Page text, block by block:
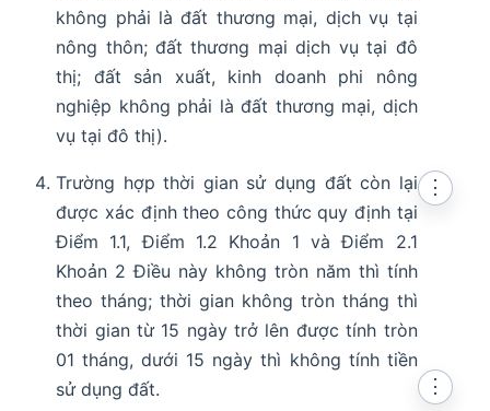
không phải là đất thương mại, dịch vụ tại
nông thôn; đất thương mại dịch vụ tại đô
thị; đất sản xuất, kinh doanh phi nông
nghiệp không phải là đất thương mại, dịch
vụ tại đô thị).
Trường hợp thời gian sử dụng đất còn lại
được xác định theo công thức quy định tại
Điểm 1.1, Điểm 1.2 Khoản 1 và Điểm 2.1
Khoản 2 Điều này không tròn năm thì tính
theo tháng; thời gian không tròn tháng thì
thời gian từ 15 ngày trở lên được tính tròn
01 tháng, dưới 15 ngày thì không tính tiền
sử dụng đất.
⋮
⋮